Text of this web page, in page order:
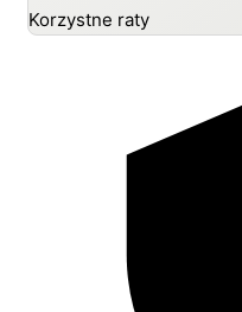
Korzystne raty